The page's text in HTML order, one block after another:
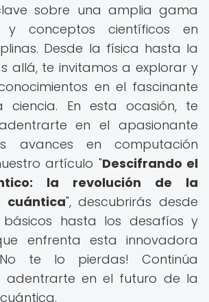
sobre una amplia gama
y conceptos científicos en
Desde la física hasta la
allá, te invitamos a explorar y
en el fascinante
En esta ocasión, te
en el apasionante
avances en computación
artículo "Descifrando el
la revolución de la
cuántica", descubrirás desde
básicos hasta los desafíos y
enfrenta esta innovadora
te lo pierdas! Continúa
adentrarte en el futuro de la